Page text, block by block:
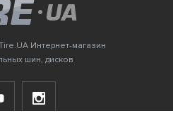
Интернет-магазин
шин, дисков